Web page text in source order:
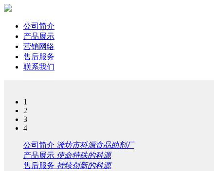
公司简介
产品展示
营销网络
售后服务
联系我们
1
2
3
4
公司简介 潍坊市科源食品助剂厂
产品展示 使命特殊的科源
售后服务 持续创新的科源